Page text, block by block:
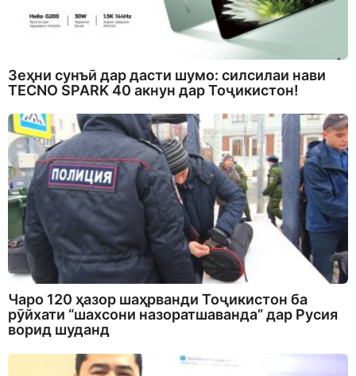
Зеҳни сунъӣ дар дасти шумо: силсилаи нави
TECNO SPARK 40 акнун дар Тоҷикистон!
Чаро 120 ҳазор шаҳрванди Тоҷикистон ба
рӯйхати “шахсони назоратшаванда” дар Русия
ворид шуданд